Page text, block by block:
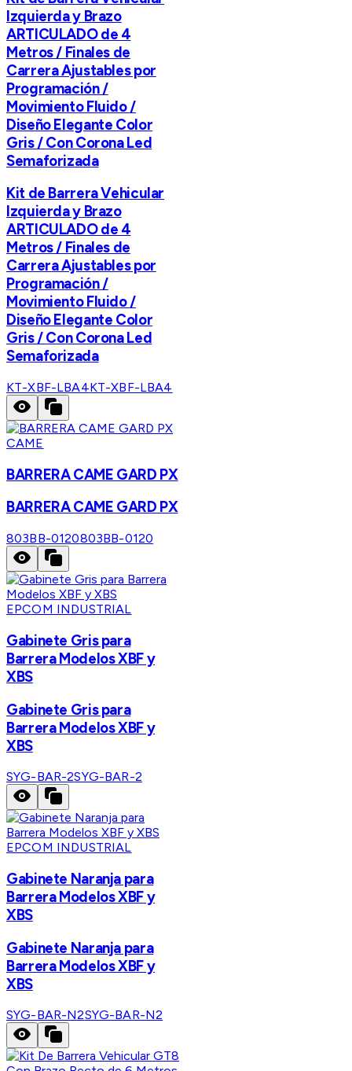
Izquierda y Brazo
ARTICULADO de 4
Metros / Finales de
Carrera Ajustables por
Programación /
Movimiento Fluido /
Diseño Elegante Color
Gris / Con Corona Led
Semaforizada
Kit de Barrera Vehicular
Izquierda y Brazo
ARTICULADO de 4
Metros / Finales de
Carrera Ajustables por
Programación /
Movimiento Fluido /
Diseño Elegante Color
Gris / Con Corona Led
Semaforizada
KT-XBF-LBA4KT-XBF-LBA4
CAME
BARRERA CAME GARD PX
BARRERA CAME GARD PX
803BB-0120803BB-0120
EPCOM INDUSTRIAL
Gabinete Gris para
Barrera Modelos XBF y
XBS
Gabinete Gris para
Barrera Modelos XBF y
XBS
SYG-BAR-2SYG-BAR-2
EPCOM INDUSTRIAL
Gabinete Naranja para
Barrera Modelos XBF y
XBS
Gabinete Naranja para
Barrera Modelos XBF y
XBS
SYG-BAR-N2SYG-BAR-N2